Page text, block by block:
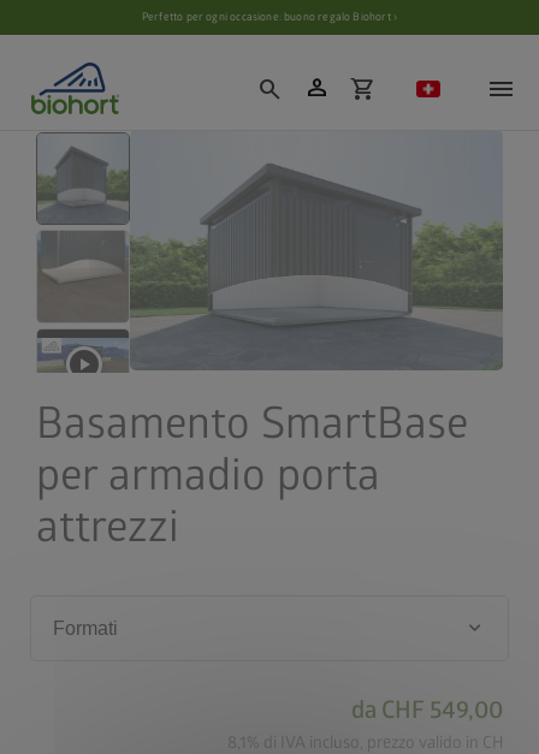
Impostazioni cookiePerfetto per ogni occasione: buono regalo Biohort ›
search person shopping_cart
Basamento SmartBase
per armadio porta
attrezzi
Formati keyboard_arrow_down
da CHF 549,00
8,1% di IVA incluso, prezzo valido in CH